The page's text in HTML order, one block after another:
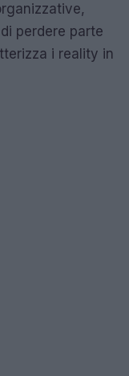
perdere parte
i reality in